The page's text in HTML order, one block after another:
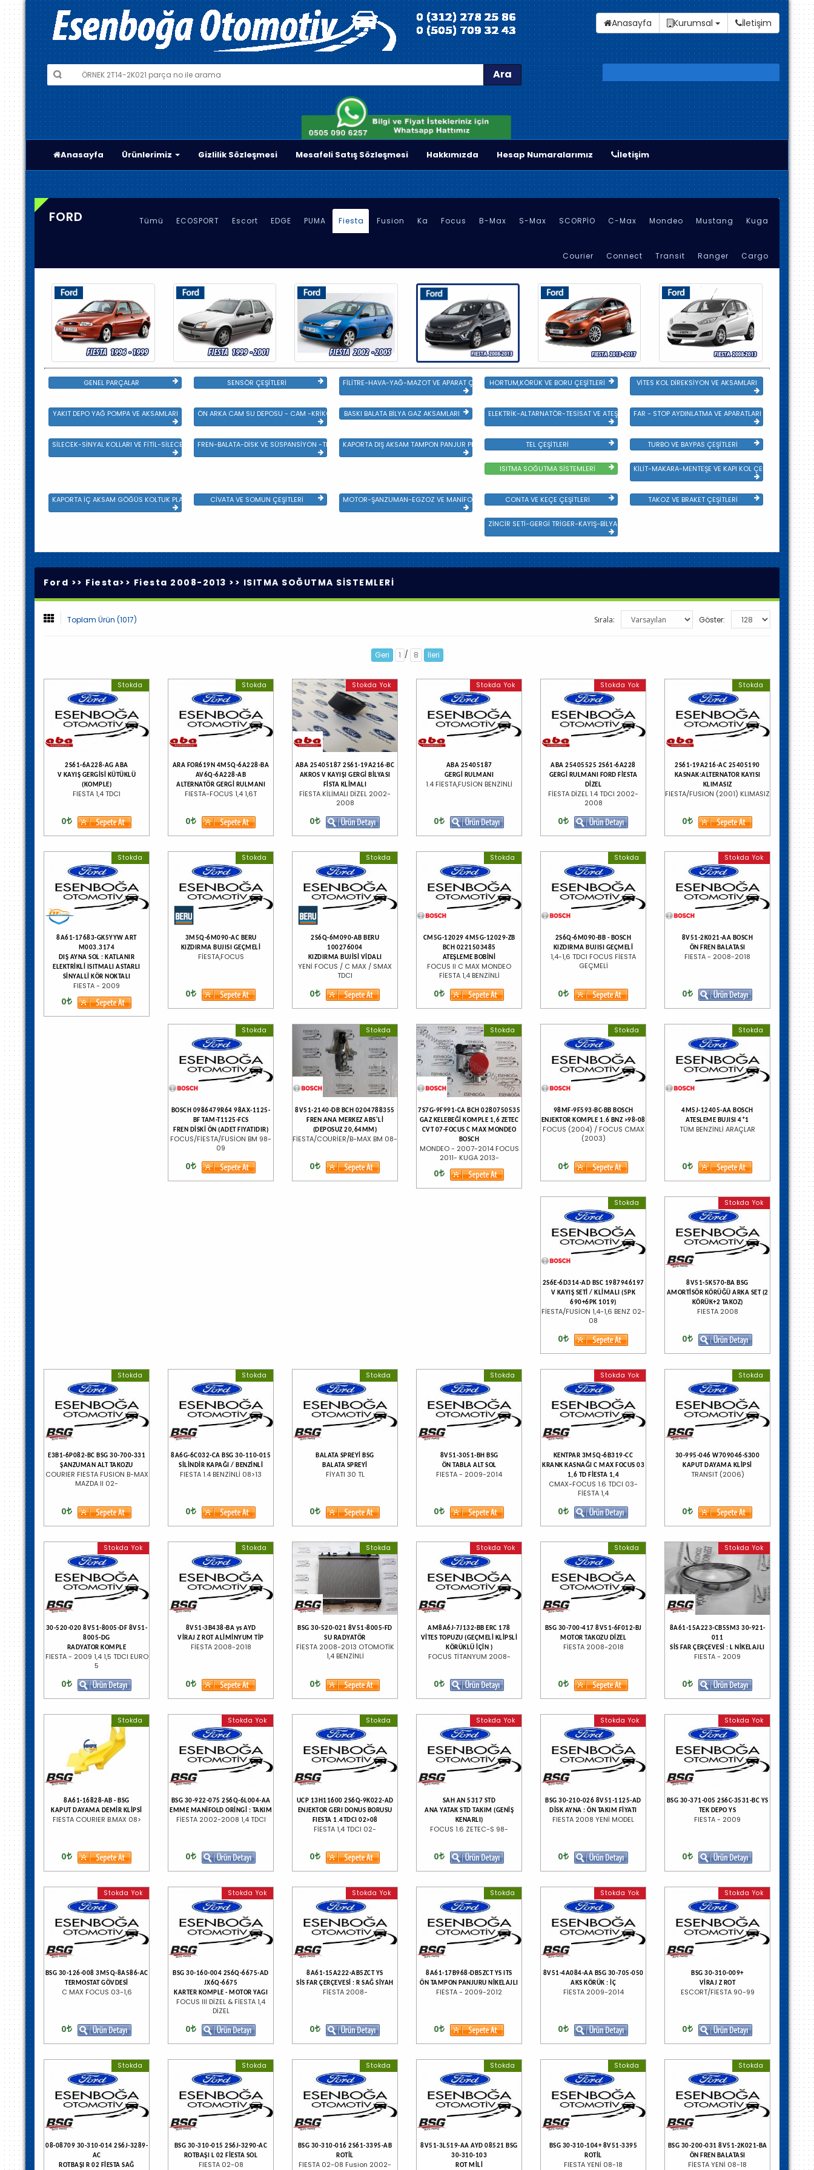
Anasayfa Kurumsal İletişim
Ara
Anasayfa Ürünlerimiz Gizlilik Sözleşmesi Mesafeli Satış Sözleşmesi Hakkımızda Hesap Numaralarımız İletişim
FORD Tümü ECOSPORT Escort EDGE PUMA Fiesta Fusion Ka Focus B-Max S-Max SCORPİO C-Max Mondeo Mustang Kuga
Courier Connect Transit Ranger Cargo
GENEL PARÇALAR SENSÖR ÇEŞİTLERİ FİLİTRE-HAVA-YAĞ-MAZOT VE APARAT ÇEŞİTLERİHORTUM,KÖRÜK VE BORU ÇEŞİTLERİ VİTES KOL DİREKSİYON VE AKSAMLARI
YAKIT DEPO YAĞ POMPA VE AKSAMLARI ÖN ARKA CAM SU DEPOSU - CAM -KRİKO VE AYNA ÇEŞİTLERBASKI BALATA BİLYA GAZ AKSAMLARI ELEKTRİK-ALTARNATÖR-TESİSAT VE ATEŞLEME GRBFAR - STOP AYDINLATMA VE APARATLARI
SİLECEK-SİNYAL KOLLARI VE FİTİL-SİLECEK ÇEŞİTLERİFREN-BALATA-DİSK VE SÜSPANSİYON -TEKER ÖN-ARKA TAKIM VE YÜRÜYEN AKSAMLAR
KAPORTA DIŞ AKSAM TAMPON PANJUR PLASTİK VE SAC AKSAMTEL ÇEŞİTLERİ TURBO VE BAYPAS ÇEŞİTLERİ
ISITMA SOĞUTMA SİSTEMLERİ KİLİT-MAKARA-MENTEŞE VE KAPI KOL ÇEŞİTLERİ
KAPORTA İÇ AKSAM GÖĞÜS KOLTUK PLASTİK VE SAC AKSAMCİVATA VE SOMUN ÇEŞİTLERİ MOTOR-ŞANZUMAN-EGZOZ VE MANİFOLD CONTA VE KEÇE ÇEŞİTLERİ TAKOZ VE BRAKET ÇEŞİTLERİ
ZİNCİR SETİ-GERGİ TRİGER-KAYIŞ-BİLYA VE DEVİRDAİM
Ford >> Fiesta>> Fiesta 2008-2013 >> ISITMA SOĞUTMA SİSTEMLERİ
Toplam Ürün (1017) Göster:
Sırala:
Geri 1 / 8 İleri
Stokda
2S61-6A228-AG ABA
V KAYIŞ GERGİSİ KÜTÜKLÜ
(KOMPLE)
FIESTA 1,4 TDCI
0
Stokda
ARA FOR619N 4M5Q-6A228-BA
AV6Q-6A228-AB
ALTERNATÖR GERGİ RULMANI
FIESTA-FOCUS 1,4 1,6T
0
Stokda Yok
ABA 25405187 2S61-19A216-BC
AKROS V KAYIŞI GERGİ BİLYASI
FİSTA KLİMALI
FİESTA KİLİMALI DİZEL 2002-
2008
0
Stokda Yok
ABA 25405187
GERGİ RULMANI
1.4 FİESTA,FUSİON BENZİNLİ
0
Stokda Yok
ABA 25405525 2S61-6A228
GERGİ RULMANI FORD FİESTA
DİZEL
FİESTA DİZEL 1.4 TDCI 2002-
2008
0
Stokda
2S61-19A216-AC 25405190
KASNAK:ALTERNATOR KAYISI
KLIMASIZ
FIESTA/FUSION (2001) KLIMASIZ
0
Stokda
8A61-17683-GK5YYW ART
M003.3174
DIŞ AYNA SOL : KATLANIR
ELEKTRİKLİ ISITMALI ASTARLI
SİNYALLİ KÖR NOKTALI
FIESTA - 2009
0
Stokda
3M5Q-6M090-AC BERU
KIZDIRMA BUJISI GEÇMELİ
FİESTA,FOCUS
0
Stokda
2S6Q-6M090-AB BERU
100276004
KIZDIRMA BUJİSİ VİDALI
YENİ FOCUS / C MAX / SMAX
TDCI
0
Stokda
CM5G-12029 4M5G-12029-ZB
BCH 0221503485
ATEŞLEME BOBİNİ
FOCUS II C MAX MONDEO
FİESTA 1,4 BENZİNLİ
0
Stokda
2S6Q-6M090-BB - BOSCH
KIZDIRMA BUJISI GEÇMELİ
1,4-1,6 TDCI FOCUS FİESTA
GEÇMELİ
0
Stokda Yok
8V51-2K021-AA BOSCH
ÖN FREN BALATASI
FIESTA - 2008-2018
0
Stokda
BOSCH 0986479R64 98AX-1125-
BF TAM-T1125-FCS
FREN DİSKİ ÖN (ADET FIYATIDIR)
FOCUS/FİESTA/FUSİON BM 98-
09
0
Stokda
8V51-2140-DB BCH 0204788355
FREN ANA MERKEZ ABS'Lİ
(DEPOSUZ 20,64MM)
FİESTA/COURİER/B-MAX BM 08-
0
Stokda
7S7G-9F991-CA BCH 0280750535
GAZ KELEBEĞİ KOMPLE 1,6 ZETEC
CVT 07-FOCUS C MAX MONDEO
BOSCH
MONDEO - 2007-2014 FOCUS
2011- KUGA 2013-
0
Stokda
98MF-9F593-BC-BB BOSCH
ENJEKTOR KOMPLE 1.6 BNZ >98-08
FOCUS (2004) / FOCUS CMAX
(2003)
0
Stokda
4M5J-12405-AA BOSCH
ATESLEME BUJISI 4*1
TÜM BENZİNLİ ARAÇLAR
0
Stokda
2S6E-6D314-AD BSC 1987946197
V KAYIŞ SETİ / KLİMALI (5PK
690+6PK 1019)
FİESTA/FUSİON 1,4-1,6 BENZ 02-
08
0
Stokda Yok
8V51-5K570-BA BSG
AMORTİSÖR KÖRÜĞÜ ARKA SET (2
KÖRÜK+2 TAKOZ)
FIESTA 2008
0
Stokda
E3B1-6P082-BC BSG 30-700-331
ŞANZUMAN ALT TAKOZU
COURIER FIESTA FUSION B-MAX
MAZDA II 02-
0
Stokda
8A6G-6C032-CA BSG 30-110-015
SİLİNDİR KAPAĞI / BENZİNLİ
FIESTA 1.4 BENZİNLİ 08>13
0
Stokda
BALATA SPREYİ BSG
BALATA SPREYİ
FİYATI 30 TL
0
Stokda
8V51-3051-BH BSG
ÖN TABLA ALT SOL
FIESTA - 2009-2014
0
Stokda Yok
KENTPAR 3M5Q-6B319-CC
KRANK KASNAĞI C MAX FOCUS 03
1,6 TD FİESTA 1,4
CMAX-FOCUS 1.6 TDCI 03-
FİESTA 1,4
0
Stokda
30-995-046 W709046-S300
KAPUT DAYAMA KLİPSİ
TRANSIT (2006)
0
Stokda Yok
30-520-020 8V51-8005-DF 8V51-
8005-DG
RADYATOR KOMPLE
FIESTA - 2009 1,4 1,5 TDCI EURO
5
0
Stokda
8V51-3B438-BA ys AYD
VİRAJ Z ROT ALİMİNYUM TİP
FİESTA 2008-2018
0
Stokda
BSG 30-520-021 8V51-8005-FD
SU RADYATÖR
FİESTA 2008-2013 OTOMOTİK
1,4 BENZİNLİ
0
Stokda Yok
AM8A6J-7J132-BB ERC 178
VİTES TOPUZU (GEÇMELİ KLİPSLİ
KÖRÜKLÜ İÇİN )
FOCUS TİTANYUM 2008-
0
Stokda
BSG 30-700-417 8V51-6F012-BJ
MOTOR TAKOZU DİZEL
FİESTA 2008-2018
0
Stokda Yok
8A61-15A223-CB5SM3 30-921-
011
SİS FAR ÇERÇEVESİ : L NİKELAJLI
FIESTA - 2009
0
Stokda
8A61-16828-AB - BSG
KAPUT DAYAMA DEMİR KLİPSİ
FIESTA COURIER B.MAX 08>
0
Stokda Yok
BSG 30-922-075 2S6Q-6L004-AA
EMME MANİFOLD ORİNGİ : TAKIM
FİESTA 2002-2008 1,4 TDCI
0
Stokda
UCP 13H11600 2S6Q-9K022-AD
ENJEKTOR GERI DONUS BORUSU
FIESTA 1.4TDCI 02>08
FİESTA 1,4 TDCI 02-
0
Stokda Yok
SAH AN 5317 STD
ANA YATAK STD TAKIM (GENİŞ
KENARLI)
FOCUS 1.6 ZETEC-S 98-
0
Stokda Yok
BSG 30-210-026 8V51-1125-AD
DİSK AYNA : ÖN TAKIM FİYATI
FIESTA 2008 YENİ MODEL
0
Stokda Yok
BSG 30-371-005 2S6C-3531-BC YS
TEK DEPO YS
FIESTA - 2009
0
Stokda Yok
BSG 30-126-008 3M5Q-8A586-AC
TERMOSTAT GÖVDESİ
C MAX FOCUS 03-1,6
0
Stokda Yok
BSG 30-160-004 2S6Q-6675-AD
JX6Q-6675
KARTER KOMPLE - MOTOR YAGI
FOCUS III DİZEL & FİESTA 1,4
DİZEL
0
Stokda Yok
8A61-15A222-AB5ZCT YS
SİS FAR ÇERÇEVESİ : R SAĞ SİYAH
FİESTA 2008-
0
Stokda
8A61-17B968-DB5ZCT YS ITS
ÖN TAMPON PANJURU NİKELAJLI
FIESTA - 2009-2012
0
Stokda Yok
8V51-4A084-AA BSG 30-705-050
AKS KÖRÜK : İÇ
FİESTA 2009-2014
0
Stokda Yok
BSG 30-310-009+
VİRAJ Z ROT
ESCORT/FİESTA 90-99
0
Stokda
08-08709 30-310-014 2S6J-3289-
AC
ROTBAŞI R 02 FİESTA SAĞ
Stokda
BSG 30-310-015 2S6J-3290-AC
ROTBAŞI L 02 FİESTA SOL
FIESTA 02-08
Stokda
BSG 30-310-016 2S61-3395-AB
ROTİL
FIESTA 02-08 Fusion 2002-
Stokda
8V51-3L519-AA AYD 08521 BSG
30-310-103
ROT MİLİ
Stokda
BSG 30-310-104+ 8V51-3395
ROTİL
FIESTA YENİ 08-18
Stokda
BSG 30-200-031 8V51-2K021-BA
ÖN FREN BALATASI
FİESTA YENİ 08-18